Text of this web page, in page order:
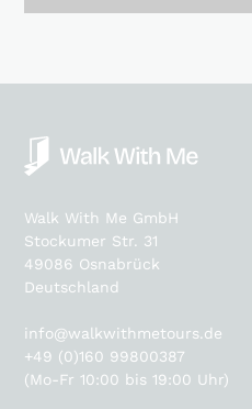
Walk With Me GmbH
Stockumer Str. 31
49086 Osnabrück
Deutschland
info@walkwithmetours.de
+49 (0)160 99800387
(Mo-Fr 10:00 bis 19:00 Uhr)